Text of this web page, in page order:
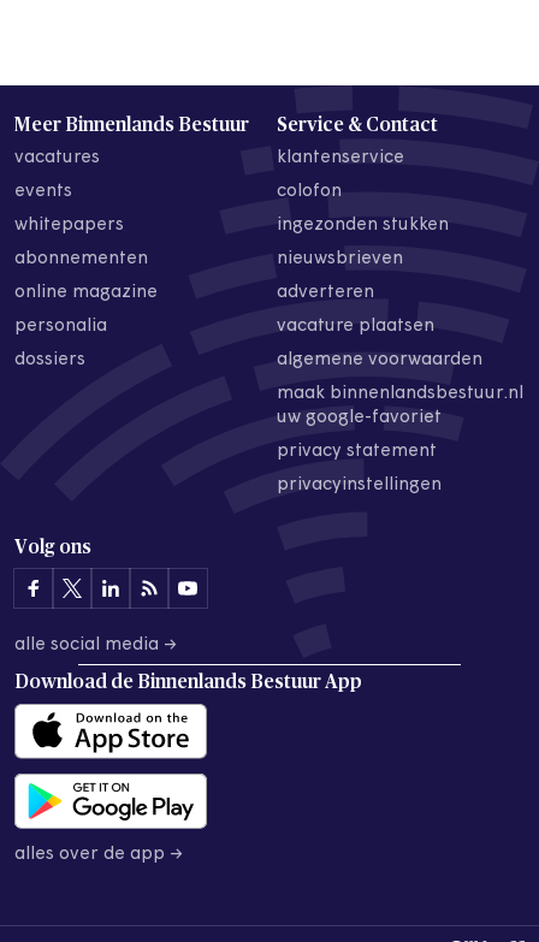
Meer Binnenlands Bestuur
vacatures
events
whitepapers
abonnementen
online magazine
personalia
dossiers
Service & Contact
klantenservice
colofon
ingezonden stukken
nieuwsbrieven
adverteren
vacature plaatsen
algemene voorwaarden
maak binnenlandsbestuur.nl
uw google-favoriet
privacy statement
privacyinstellingen
Volg ons
alle social media →
Download de Binnenlands Bestuur App
alles over de app →